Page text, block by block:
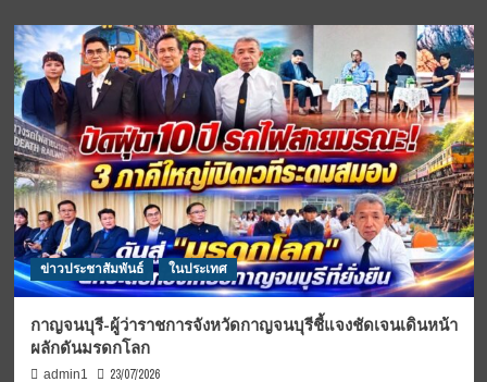
ข่าวประชาสัมพันธ์ ในประเทศ
กาญจนบุรี-ผู้ว่าราชการจังหวัดกาญจนบุรีชี้แจงชัดเจนเดินหน้า
ผลักดันมรดกโลก
admin1 23/07/2026